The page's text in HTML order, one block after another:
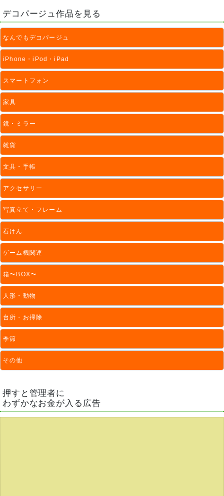
デコパージュ作品を見る
なんでもデコパージュ
iPhone・iPod・iPad
スマートフォン
家具
鏡・ミラー
雑貨
文具・手帳
アクセサリー
写真立て・フレーム
石けん
ゲーム機関連
箱〜BOX〜
人形・動物
台所・お掃除
季節
その他
押すと管理者に
わずかなお金が入る広告